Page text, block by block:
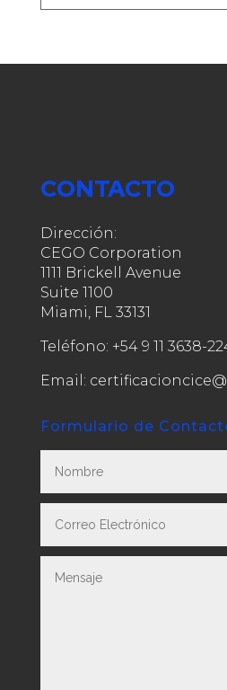
CONTACTO
Dirección:
CEGO Corporation
1111 Brickell Avenue
Suite 1100
Miami, FL 33131
Teléfono: +54 9 11 3638-
Email:
Formulario de